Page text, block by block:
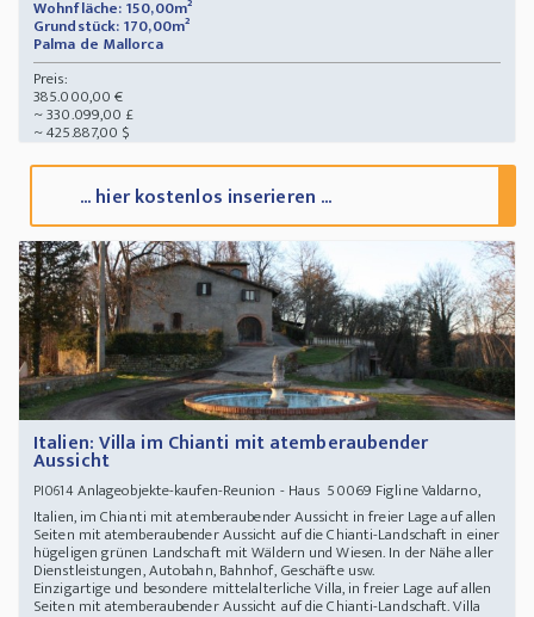
Wohnfläche: 150,00m²
Grundstück: 170,00m²
Palma de Mallorca
Preis:
385.000,00 €
~ 330.099,00 £
~ 425.887,00 $
... hier kostenlos inserieren ...
Italien: Villa im Chianti mit atemberaubender
Aussicht
PI0614Anlageobjekte-kaufen-Reunion - Haus 50069 Figline Valdarno,
Italien, im Chianti mit atemberaubender Aussicht in freier Lage auf allen
Seiten mit atemberaubender Aussicht auf die Chianti-Landschaft in einer
hügeligen grünen Landschaft mit Wäldern und Wiesen. In der Nähe aller
Dienstleistungen, Autobahn, Bahnhof, Geschäfte usw.
Einzigartige und besondere mittelalterliche Villa, in freier Lage auf allen
Seiten mit atemberaubender Aussicht auf die Chianti-Landschaft. Villa